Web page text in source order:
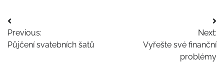
Navigace
pro
Previous:
Půjčení svatebních šatů
Next:
Vyřešte své finanční
problémy